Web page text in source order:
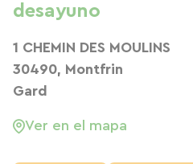
desayuno
1 CHEMIN DES MOULINS
30490, Montfrin
Gard
Ver en el mapa